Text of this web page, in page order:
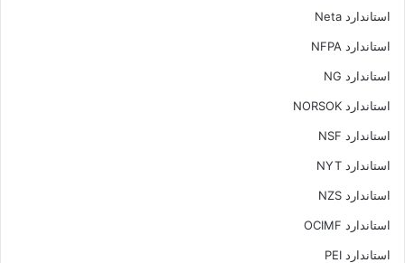
استاندارد Neta
استاندارد NFPA
استاندارد NG
استاندارد NORSOK
استاندارد NSF
استاندارد NYT
استاندارد NZS
استاندارد OCIMF
استاندارد PEI